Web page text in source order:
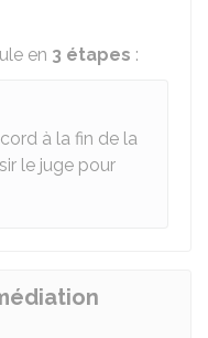
en 3 étapes :
à la fin de la
le juge pour